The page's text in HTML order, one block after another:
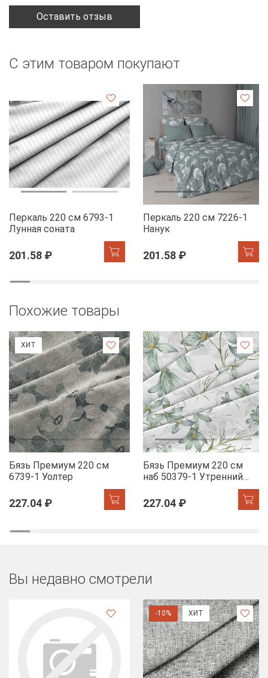
Оставить отзыв
С этим товаром покупают
Перкаль 220 см 6793-1
Лунная соната
201.58 ₽
Перкаль 220 см 7226-1
Нанук
201.58 ₽
Похожие товары
ХИТ
Бязь Премиум 220 см
6739-1 Уолтер
227.04 ₽
Бязь Премиум 220 см
наб 50379-1 Утренний
227.04 ₽
Вы недавно смотрели
-10% ХИТ